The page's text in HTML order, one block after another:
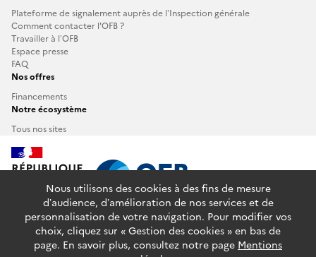
Plateforme de signalement auprès de l’Inspection générale
Comment contacter l'OFB ?
Travailler à l’OFB
Espace presse
FAQ
Nos offres
Financements
Notre écosystème
Tous nos sites
info.gouv.fr service-public.fr
legifrance.gouv.fr
data.gouv.fr
Nous utilisons des cookies à des fins de mesure
d’audience, d’amélioration de nos services et de
personnalisation de votre navigation. Pour modifier vos
choix, cliquez sur « Gestion des cookies » en bas de
page. En savoir plus, consultez notre page Mentions